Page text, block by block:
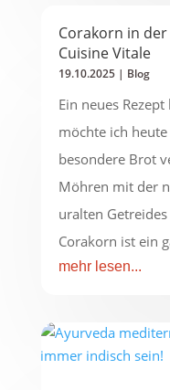
Corakorn in
Cuisine Vitale
19.10.2025| Blog
Ein neues
möchte ich
besondere Brot
Möhren mit der
uralten
Corakorn ist ein
mehr lesen...